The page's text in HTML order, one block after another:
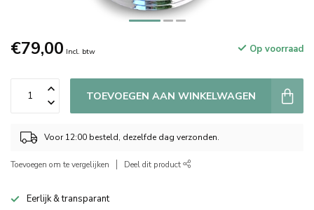
€79,00 Incl. btw Op voorraad
TOEVOEGEN AAN WINKELWAGEN
Voor 12:00 besteld, dezelfde dag verzonden.
Toevoegen om te vergelijken Deel dit product
Eerlijk & transparant